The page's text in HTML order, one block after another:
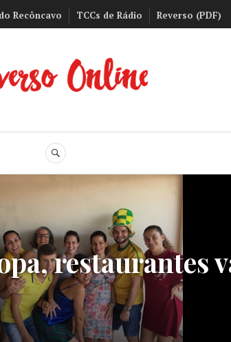
Recôncavo TCCs de Rádio Reverso (PDF)
Online
BUSCA
restaurantes